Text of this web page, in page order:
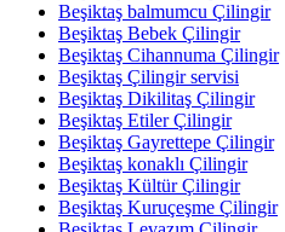
Beşiktaş balmumcu Çilingir
Beşiktaş Bebek Çilingir
Beşiktaş Cihannuma Çilingir
Beşiktaş Çilingir servisi
Beşiktaş Dikilitaş Çilingir
Beşiktaş Etiler Çilingir
Beşiktaş Gayrettepe Çilingir
Beşiktaş konaklı Çilingir
Beşiktaş Kültür Çilingir
Beşiktaş Kuruçeşme Çilingir